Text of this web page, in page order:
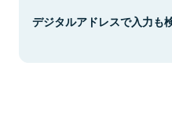
デジタルアドレスで入力も